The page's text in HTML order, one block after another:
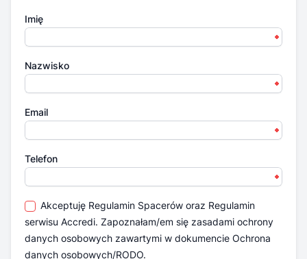
Imię
Nazwisko
Email
Telefon
Akceptuję Regulamin Spacerów oraz Regulamin
serwisu Accredi. Zapoznałam/em się zasadami ochrony
danych osobowych zawartymi w dokumencie Ochrona
danych osobowych/RODO.